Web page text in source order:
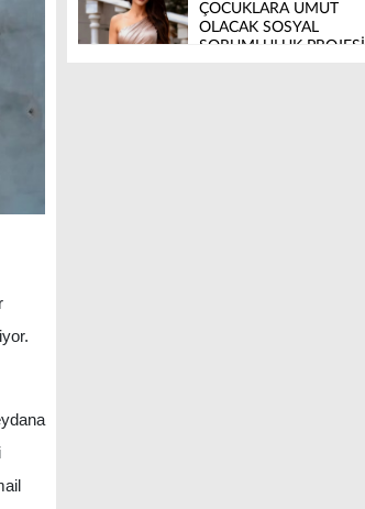
ÇOCUKLARA UMUT
OLACAK SOSYAL
SORUMLULUK PROJESİ